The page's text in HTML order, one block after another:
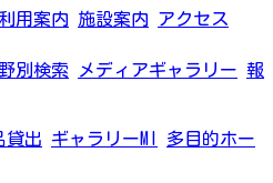
用案内 施設案内 アクセス
別検索 メディアギャラリー 報
貸出 ギャラリーMI
多目的ホー